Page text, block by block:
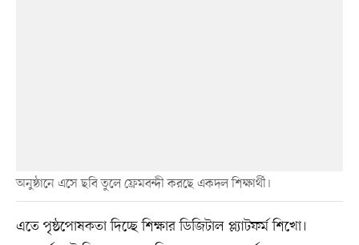
অনুষ্ঠানে এসে ছবি তুলে ফ্রেমবন্দী করছে একদল শিক্ষার্থী।
এতে পৃষ্ঠপোষকতা দিচ্ছে শিক্ষার ডিজিটাল প্ল্যাটফর্ম শিখো।